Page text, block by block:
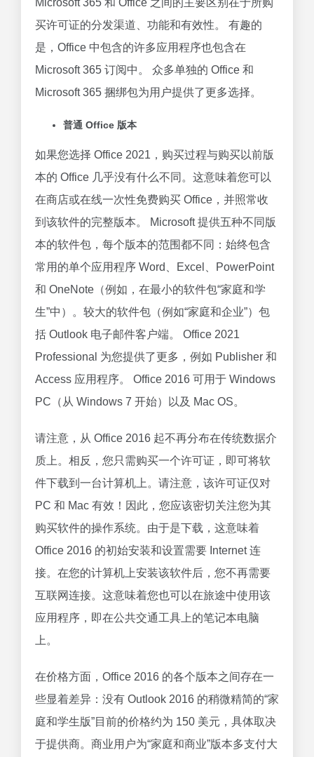
Microsoft 365 和 Office 之间的主要区别在于所购
买许可证的分发渠道、功能和有效性。 有趣的
是，Office 中包含的许多应用程序也包含在
Microsoft 365 订阅中。 众多单独的 Office 和
Microsoft 365 捆绑包为用户提供了更多选择。
普通 Office 版本
如果您选择 Office 2021，购买过程与购买以前版
本的 Office 几乎没有什么不同。这意味着您可以
在商店或在线一次性免费购买 Office，并照常收
到该软件的完整版本。 Microsoft 提供五种不同版
本的软件包，每个版本的范围都不同：始终包含
常用的单个应用程序 Word、Excel、PowerPoint
和 OneNote（例如，在最小的软件包“家庭和学
生”中）。较大的软件包（例如“家庭和企业”）包
括 Outlook 电子邮件客户端。 Office 2021
Professional 为您提供了更多，例如 Publisher 和
Access 应用程序。 Office 2016 可用于 Windows
PC（从 Windows 7 开始）以及 Mac OS。
请注意，从 Office 2016 起不再分布在传统数据介
质上。相反，您只需购买一个许可证，即可将软
件下载到一台计算机上。请注意，该许可证仅对
PC 和 Mac 有效！因此，您应该密切关注您为其
购买软件的操作系统。由于是下载，这意味着
Office 2016 的初始安装和设置需要 Internet 连
接。在您的计算机上安装该软件后，您不再需要
互联网连接。这意味着您也可以在旅途中使用该
应用程序，即在公共交通工具上的笔记本电脑
上。
在价格方面，Office 2016 的各个版本之间存在一
些显着差异：没有 Outlook 2016 的稍微精简的“家
庭和学生版”目前的价格约为 150 美元，具体取决
于提供商。商业用户为“家庭和商业”版本多支付大